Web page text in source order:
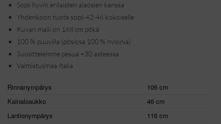
Sopii hyvin erilaisten alaosien kanssa
Yhdenkoon tuote sopii 42-46 kokoiselle
Kuvan malli on 168 cm pitkä
100 % puuvilla (pitsiosa 100 % nylonia)
Suosittelemme pesua +30 asteessa
Valmistusmaa Italia
Rinnanympärys
106 cm
Kainaloaukko
46 cm
Lantionympärys
116 cm